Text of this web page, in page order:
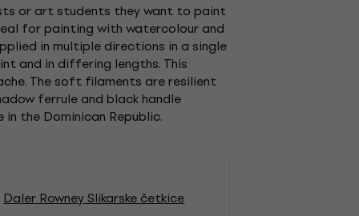
or art students they want to paint
for painting with watercolour and
in multiple directions in a single
and in differing lengths. This
The soft filaments are resilient
ferrule and black handle
the Dominican Republic.
Daler Rowney Slikarske četkice